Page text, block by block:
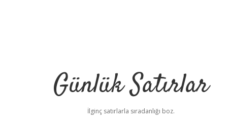
Günlük Satırlar
İlginç satırlarla sıradanlığı boz.